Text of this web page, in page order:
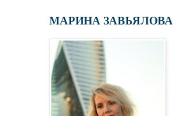
МАРИНА ЗАВЬЯЛОВА